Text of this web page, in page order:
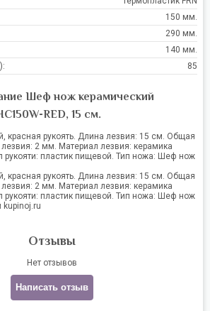
150 мм.
290 мм.
140 мм.
85
Шеф нож керамический
RED, 15 см.
красная рукоять. Длина лезвия: 15 см. Общая
2 мм. Материал лезвия: керамика
рукояти: пластик пищевой. Тип ножа: Шеф нож
красная рукоять. Длина лезвия: 15 см. Общая
2 мм. Материал лезвия: керамика
рукояти: пластик пищевой. Тип ножа: Шеф нож
kupinoj.ru
Отзывы
Нет отзывов
Написать отзыв